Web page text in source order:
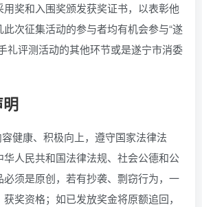
奖和入围奖颁发获奖证书，以表彰他
次征集活动的参与者均有机会参与“遂
礼评测活动的其他环节或是遂宁市消委
健康、积极向上，遵守国家法律法
人民共和国法律法规、社会公德和公
必须是原创，若有抄袭、剽窃行为，一
奖资格；如已发放奖金将原额追回，